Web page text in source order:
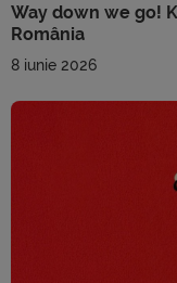
Way down we go!
România
8 iunie 2026